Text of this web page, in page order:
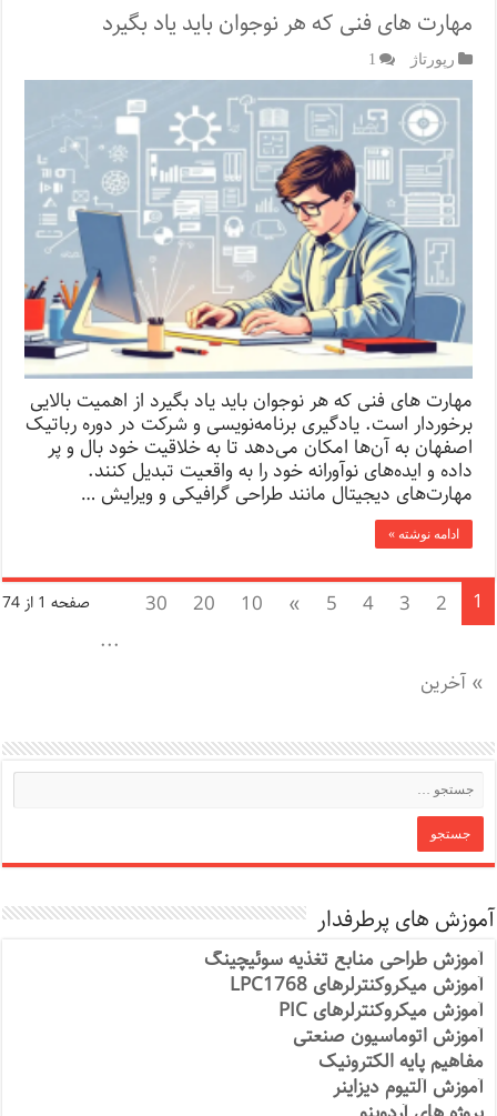
مهارت های فنی که هر نوجوان باید یاد بگیرد
رپورتاژ‌ 1
مهارت های فنی که هر نوجوان باید یاد بگیرد از اهمیت بالایی
برخوردار است. یادگیری برنامه‌نویسی و شرکت در دوره رباتیک
اصفهان به آن‌ها امکان می‌دهد تا به خلاقیت خود بال و پر
داده و ایده‌های نوآورانه خود را به واقعیت تبدیل کنند.
مهارت‌های دیجیتال مانند طراحی گرافیکی و ویرایش …
ادامه نوشته »
صفحه 1 از 74 1
2
3
4
5
»
10
20
30
...
» آخرین
آموزش های پرطرفدار
آموزش طراحی منابع تغذیه سوئیچینگ
آموزش میکروکنترلرهای LPC1768
آموزش میکروکنترلرهای PIC
آموزش اتوماسیون صنعتی
مفاهیم پایه الکترونیک
آموزش آلتیوم دیزاینر